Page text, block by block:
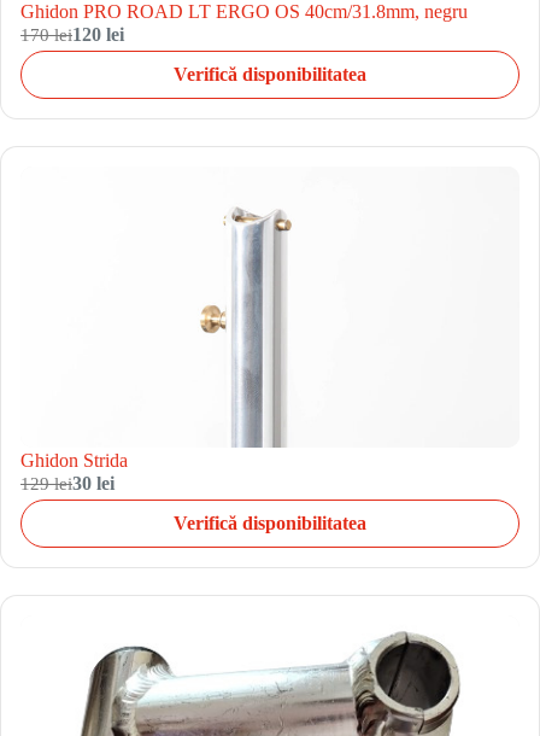
Ghidon PRO ROAD LT ERGO OS 40cm/31.8mm, negru
170 lei120 lei
Verifică disponibilitatea
Ghidon Strida
129 lei30 lei
Verifică disponibilitatea